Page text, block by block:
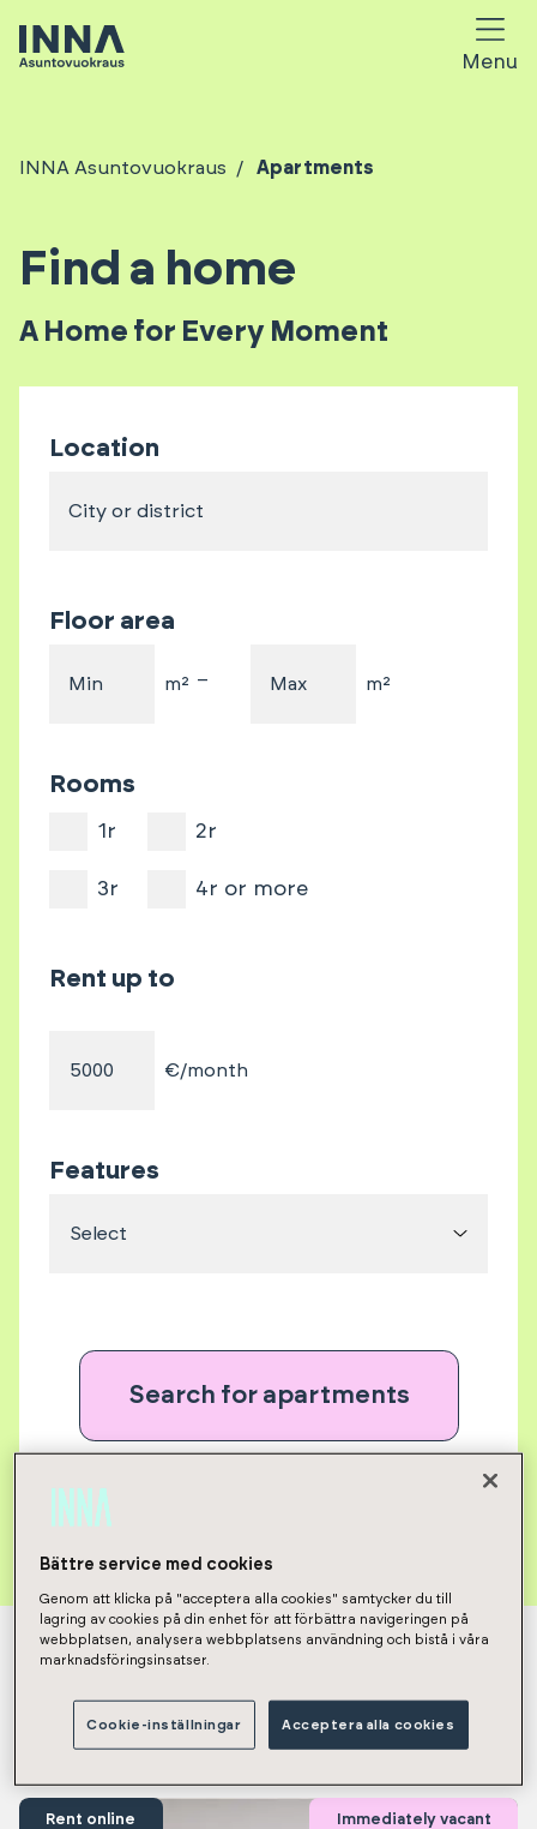
Menu
INNA Asuntovuokraus Apartments
Find a home
A Home for Every Moment
Location
City or district
Floor area
Min m² – Max m²
Rooms
1r 2r
3r 4r or more
Rent up to
€/month
Features
Select
Search for apartments
Showing results 1-12 / 1311
Immediately vacant apartments
Rent online Immediately vacant
Bättre service med cookies
Genom att klicka på "acceptera alla cookies" samtycker du till
lagring av cookies på din enhet för att förbättra navigeringen på
webbplatsen, analysera webbplatsens användning och bistå i våra
marknadsföringsinsatser.
Cookie-inställningar Acceptera alla cookies